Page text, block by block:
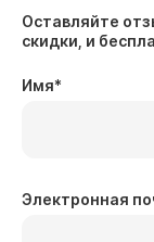
Оставляйте
скидки, и
Имя*
Электронная